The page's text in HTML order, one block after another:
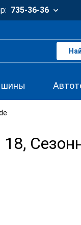
735-36-36
шины